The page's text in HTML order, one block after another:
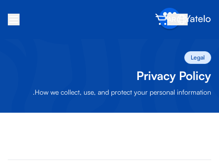
المدونة
عن Yatelo
Legal
Privacy Policy
How we collect, use, and protect your personal information.